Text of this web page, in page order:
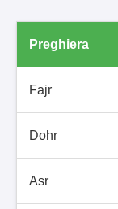
Preghiera
Fajr
Dohr
Asr